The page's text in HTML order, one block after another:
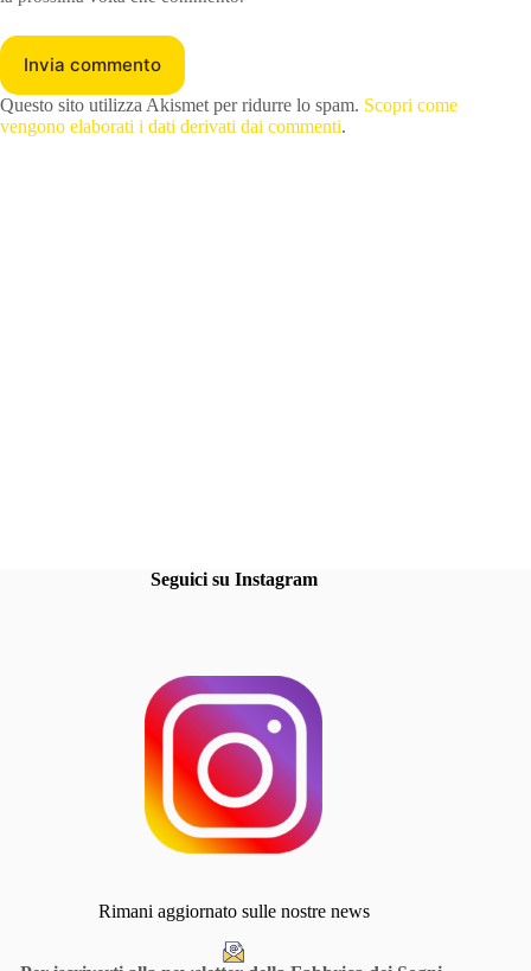
Invia commento
Questo sito utilizza Akismet per ridurre lo spam. Scopri come
vengono elaborati i dati derivati dai commenti.
Seguici su Instagram
Rimani aggiornato sulle nostre news